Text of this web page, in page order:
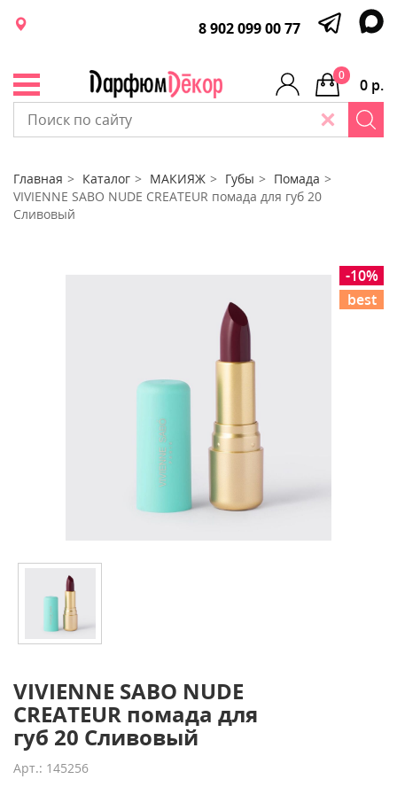
8 902 099 00 77
0 р.
0
Главная Каталог МАКИЯЖ Губы
Помада
VIVIENNE SABO NUDE CREATEUR помада для губ 20
Сливовый
-10%
best
VIVIENNE SABO NUDE
CREATEUR помада для
губ 20 Сливовый
Арт.: 145256